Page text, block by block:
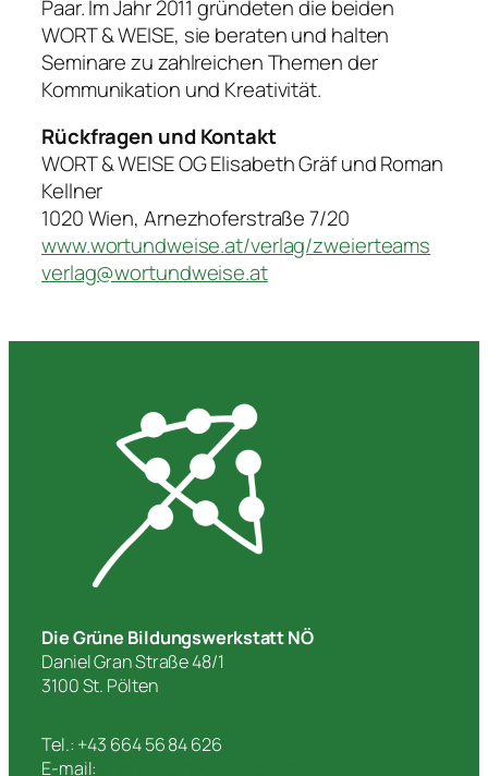
Paar. Im Jahr 2011 gründeten die beiden
WORT & WEISE, sie beraten und halten
Seminare zu zahlreichen Themen der
Kommunikation und Kreativität.
Rückfragen und Kontakt
WORT & WEISE OG Elisabeth Gräf und Roman
Kellner
1020 Wien, Arnezhoferstraße 7/20
www.wortundweise.at/verlag/zweierteams
verlag@wortundweise.at
Die Grüne Bildungswerkstatt NÖ
Daniel Gran Straße 48/1
3100 St. Pölten
Tel.: +43 664 56 84 626
E-mail: